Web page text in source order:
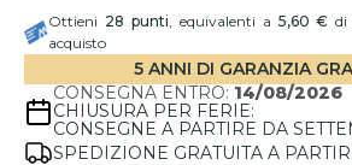
Ottieni 28 punti, equivalenti a 5,60 € di
acquisto
5 ANNI DI GARANZIA
CONSEGNA ENTRO: 14/08/2026
CHIUSURA PER FERIE:
CONSEGNE A PARTIRE DA
SPEDIZIONE GRATUITA A